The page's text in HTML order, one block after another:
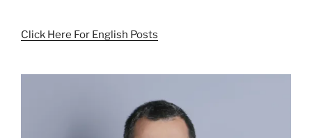
Click Here For English Posts